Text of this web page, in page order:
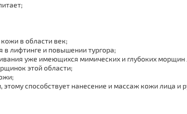
в области век;
лифтинге и повышении тургора;
уже имеющихся мимических и глубоких морщин
этой области;
способствует нанесение и массаж кожи лица и